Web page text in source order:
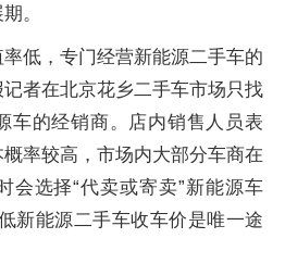
。
低，专门经营新能源二手车的
者在北京花乡二手车市场只找
车的经销商。店内销售人员表
率较高，市场内大部分车商在
会选择“代卖或寄卖”新能源车
新能源二手车收车价是唯一途